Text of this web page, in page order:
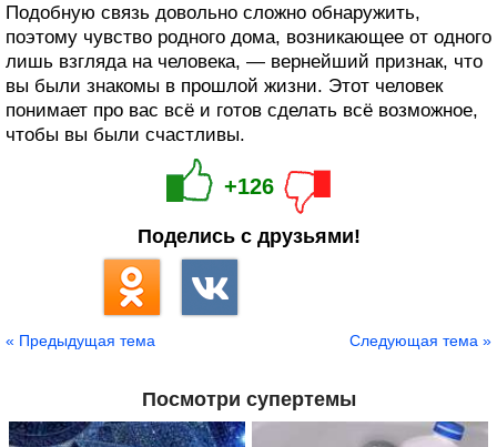
Подобную связь довольно сложно обнаружить,
поэтому чувство родного дома, возникающее от одного
лишь взгляда на человека, — вернейший признак, что
вы были знакомы в прошлой жизни. Этот человек
понимает про вас всё и готов сделать всё возможное,
чтобы вы были счастливы.
+126
Поделись с друзьями!
« Предыдущая тема Следующая тема »
Посмотри супертемы